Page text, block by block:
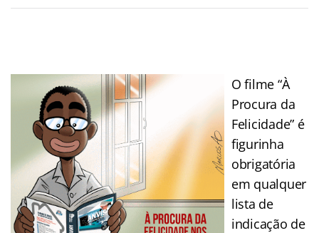
O filme “À
Procura da
Felicidade” é
figurinha
obrigatória
em qualquer
lista de
indicação de